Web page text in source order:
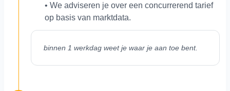
• We adviseren je over een concurrerend tarief
op basis van marktdata.
binnen 1 werkdag weet je waar je aan toe bent.